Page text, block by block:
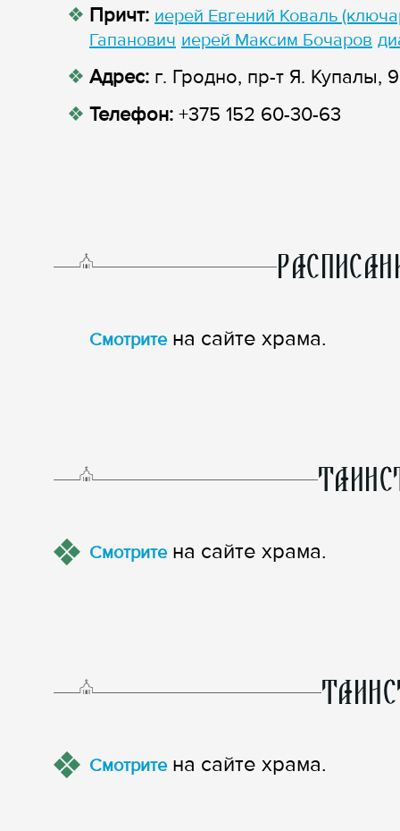
Причт: иерей Евгений Коваль
Гапанович иерей Максим Бочаров
Адрес: г. Гродно, пр-т Я. Купалы,
Телефон: +375 152 60-30-63
Смотритена сайте храма.
Смотритена сайте храма.
Смотритена сайте храма.